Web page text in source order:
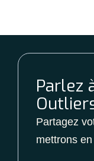
Parlez
Partagez
mettrons